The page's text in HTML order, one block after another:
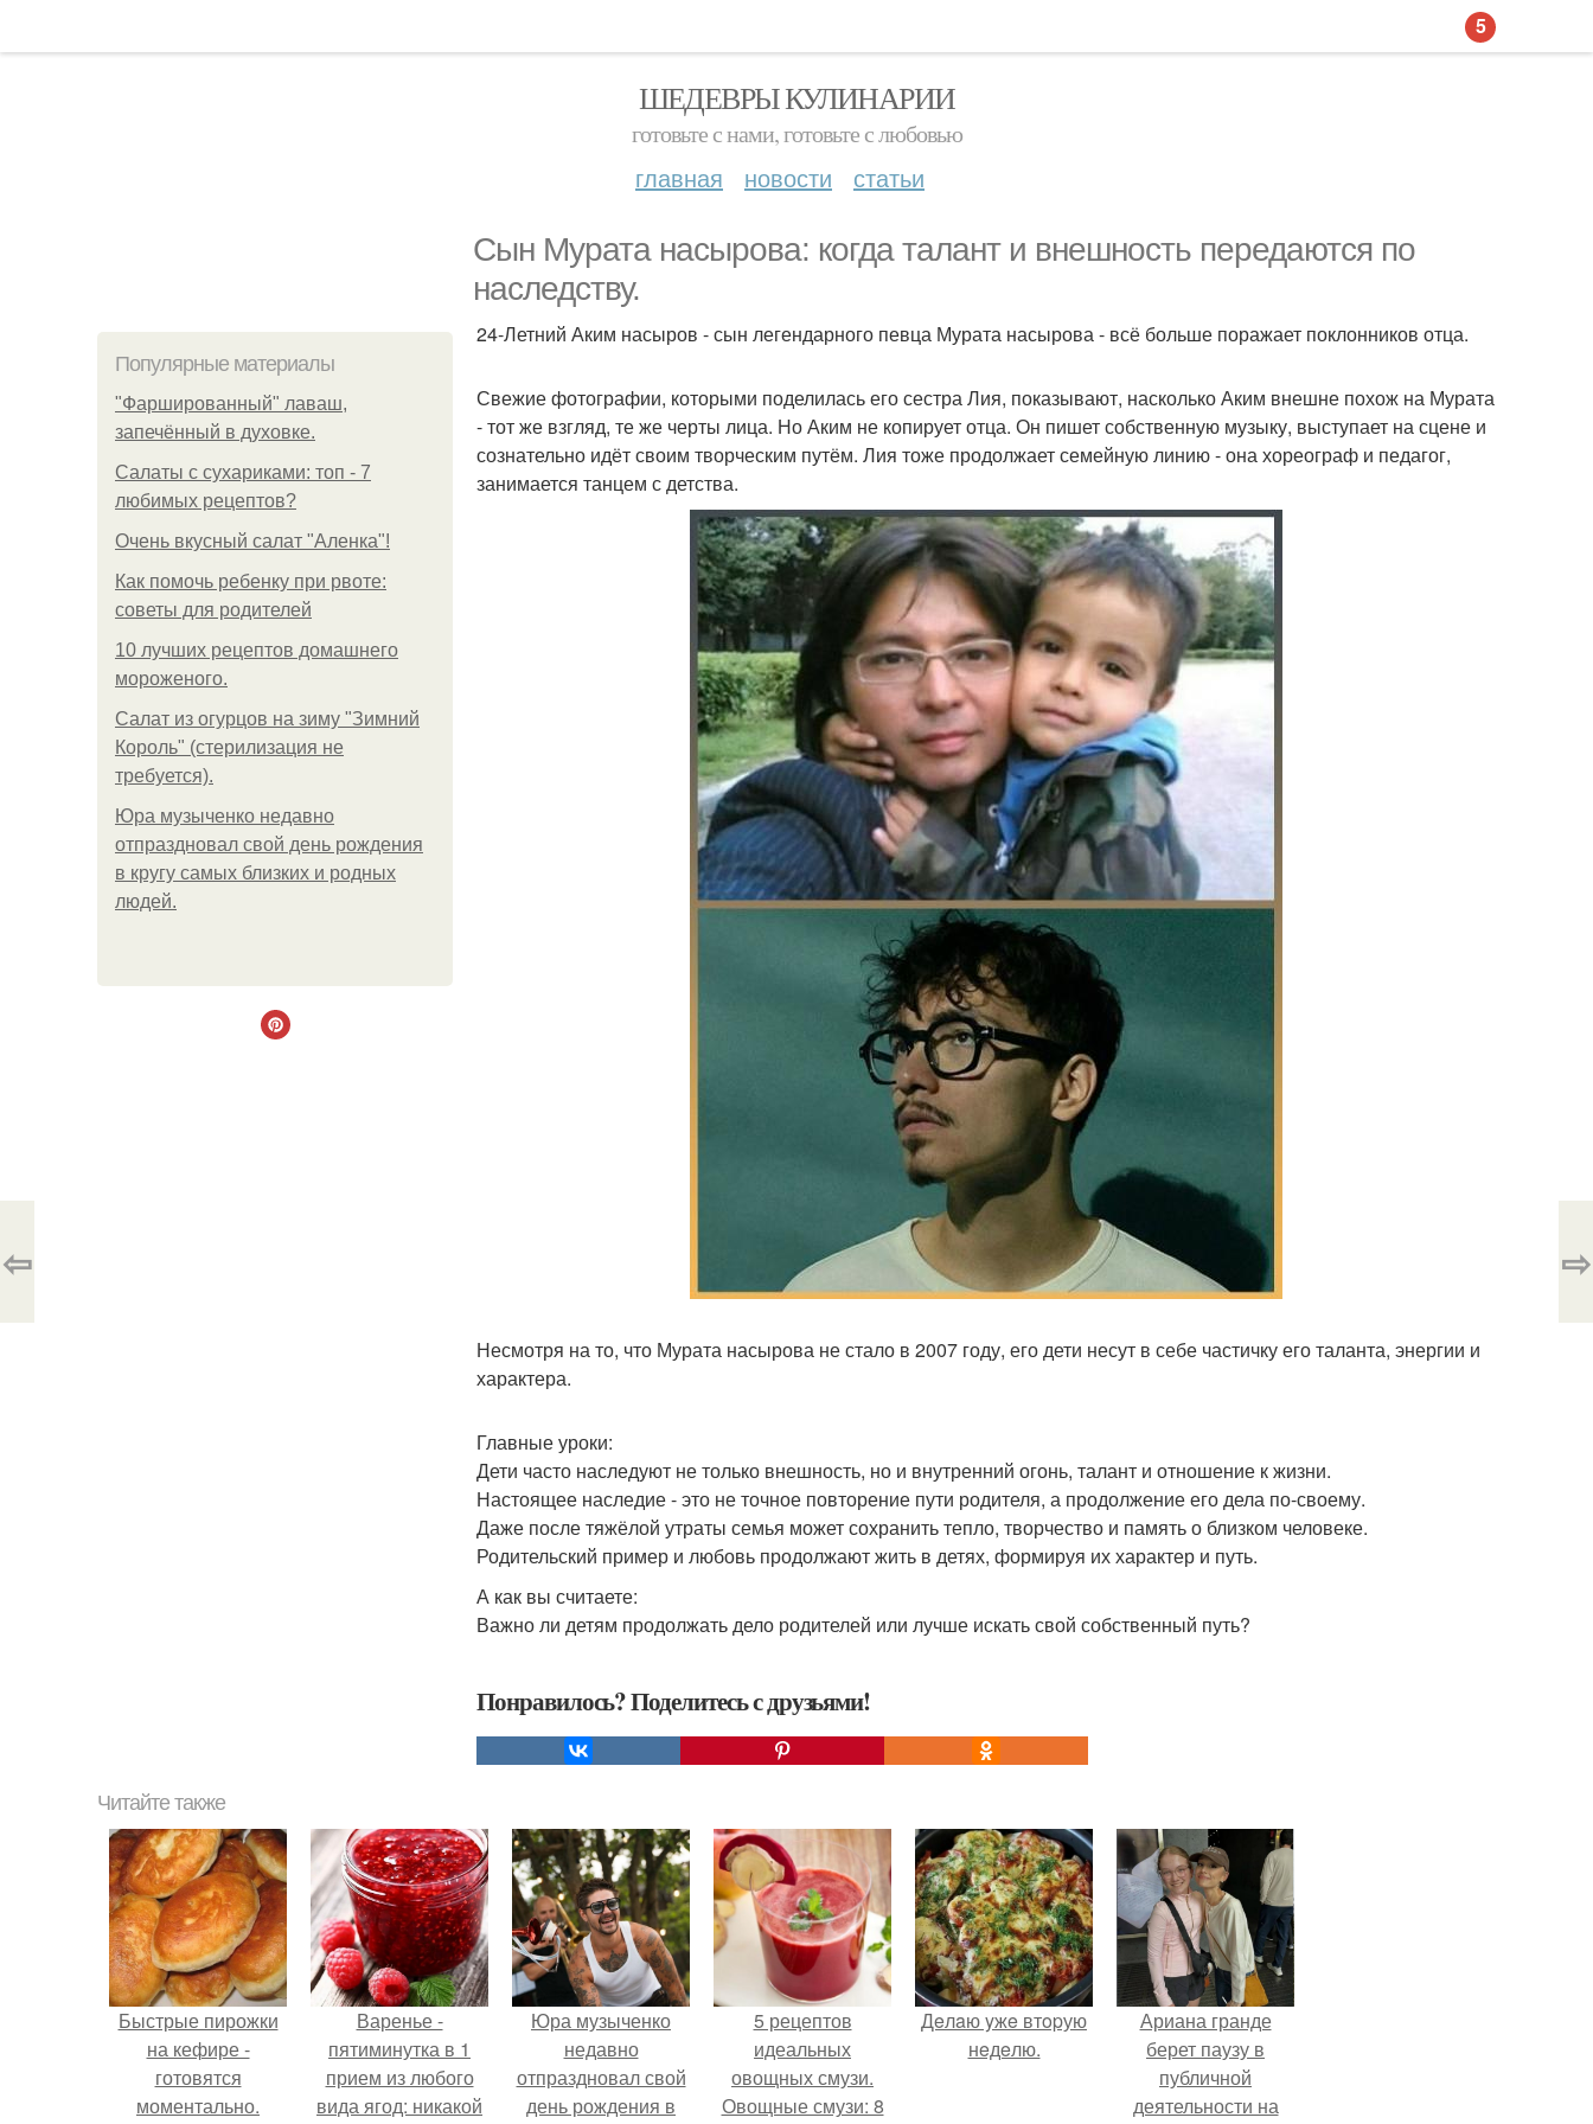
ШЕДЕВРЫ КУЛИНАРИИ
готовьте с нами, готовьте с любовью
главная новости статьи
Сын Мурата насырова: когда талант и внешность передаются по
наследству.
Популярные материалы
"Фаршированный" лаваш,
запечённый в духовке.
Салаты с сухариками: топ - 7
любимых рецептов?
Очень вкусный салат "Аленка"!
Как помочь ребенку при рвоте:
советы для родителей
10 лучших рецептов домашнего
мороженого.
Салат из огурцов на зиму "Зимний
Король" (стерилизация не
требуется).
Юра музыченко недавно
отпраздновал свой день рождения
в кругу самых близких и родных
людей.
24-Летний Аким насыров - сын легендарного певца Мурата насырова - всё больше поражает поклонников отца.
Свежие фотографии, которыми поделилась его сестра Лия, показывают, насколько Аким внешне похож на Мурата
- тот же взгляд, те же черты лица. Но Аким не копирует отца. Он пишет собственную музыку, выступает на сцене и
сознательно идёт своим творческим путём. Лия тоже продолжает семейную линию - она хореограф и педагог,
занимается танцем с детства.
Несмотря на то, что Мурата насырова не стало в 2007 году, его дети несут в себе частичку его таланта, энергии и
характера.
Главные уроки:
Дети часто наследуют не только внешность, но и внутренний огонь, талант и отношение к жизни.
Настоящее наследие - это не точное повторение пути родителя, а продолжение его дела по-своему.
Даже после тяжёлой утраты семья может сохранить тепло, творчество и память о близком человеке.
Родительский пример и любовь продолжают жить в детях, формируя их характер и путь.
А как вы считаете:
Важно ли детям продолжать дело родителей или лучше искать свой собственный путь?
Понравилось? Поделитесь с друзьями!
⇦ ⇨
Читайте также
Быстрые пирожки
на кефире -
готовятся
моментально.
Варенье -
пятиминутка в 1
прием из любого
вида ягод: никакой
Юра музыченко
недавно
отпраздновал свой
день рождения в
5 рецептов
идеальных
овощных смузи.
Овощные смузи: 8
Дeлaю yжe втopую
нeдeлю.
Ариана гранде
берет паузу в
публичной
деятельности на
5